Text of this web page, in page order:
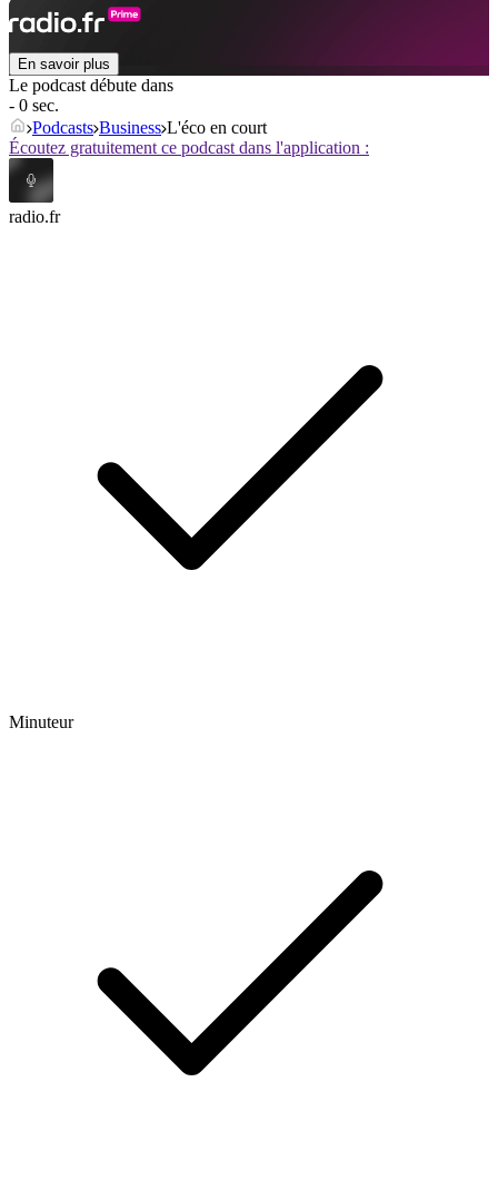
En savoir plus
Le podcast débute dans
- 0 sec.
Podcasts Business L'éco en court
Écoutez gratuitement ce podcast dans l'application :
radio.fr
Minuteur